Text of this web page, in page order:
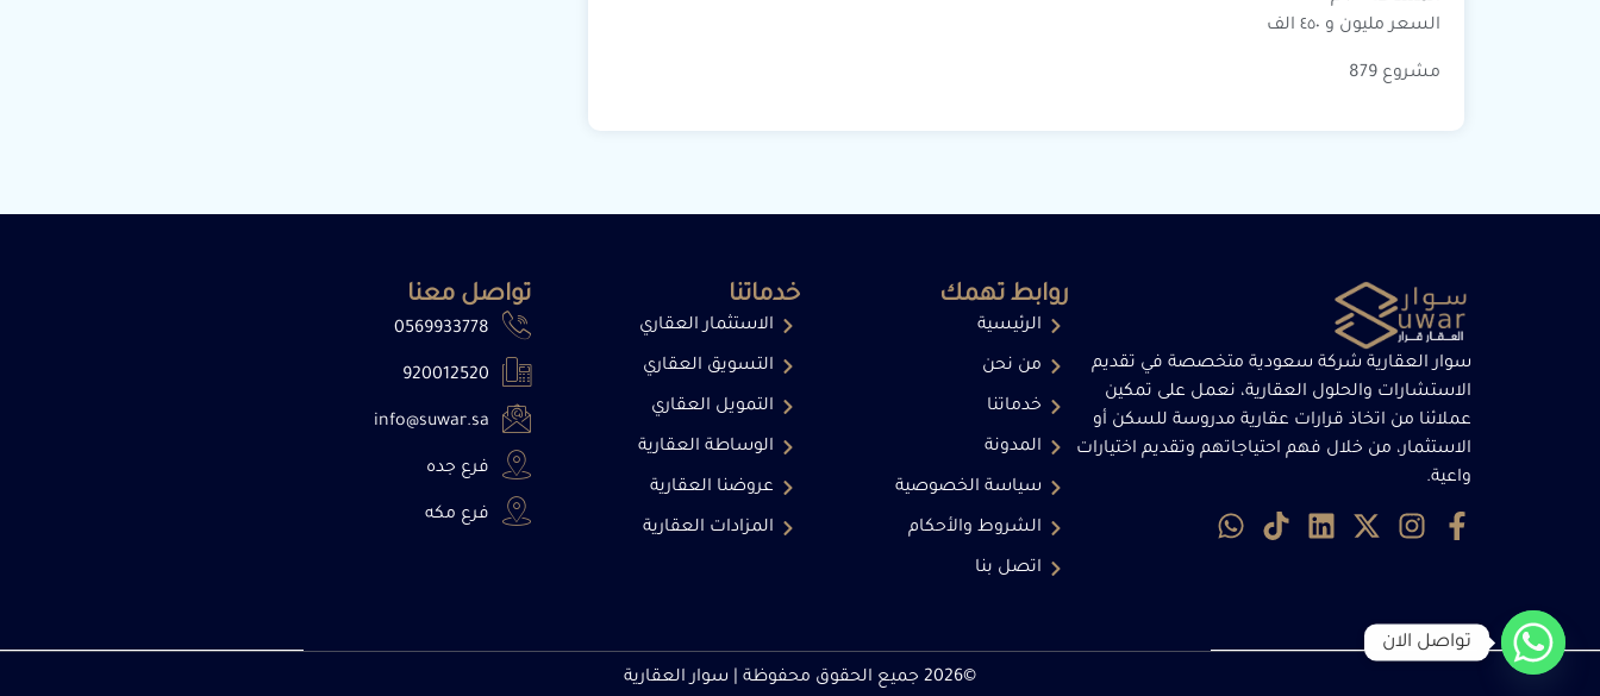
السعر مليون و ٤٥٠ الف
مشروع 879
سوار العقارية شركة سعودية متخصصة في تقديم
الاستشارات والحلول العقارية، نعمل على تمكين
عملائنا من اتخاذ قرارات عقارية مدروسة للسكن أو
الاستثمار، من خلال فهم احتياجاتهم وتقديم اختيارات
واعية.
روابط تهمك
الرئيسية
من نحن
خدماتنا
المدونة
سياسة الخصوصية
الشروط والأحكام
اتصل بنا
خدماتنا
الاستثمار العقاري
التسويق العقاري
التمويل العقاري
الوساطة العقارية
عروضنا العقارية
المزادات العقارية
تواصل معنا
0569933778
920012520
info@suwar.sa
فرع جده
فرع مكه
©2026 جميع الحقوق محفوظة | سوار العقارية
تواصل الان